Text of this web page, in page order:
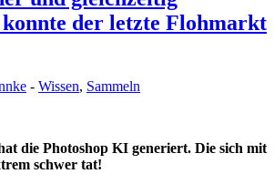
der letzte Flohmarkt
- Wissen, Sammeln
die Photoshop KI generiert. Die sich mit
schwer tat!